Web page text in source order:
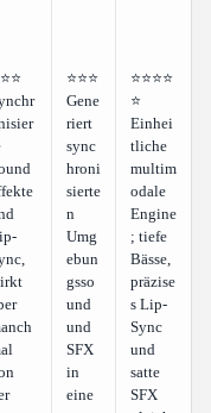
⭐⭐⭐
Gene
riert
sync
hroni
sierte
n
Umg
ebun
gsso
und
und
SFX
in
eine
⭐⭐⭐⭐
⭐
Einhei
tliche
multim
odale
Engine
; tiefe
Bässe,
präzise
s Lip-
Sync
und
satte
SFX